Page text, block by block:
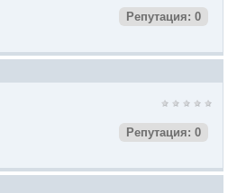
Репутация: 0
Репутация: 0